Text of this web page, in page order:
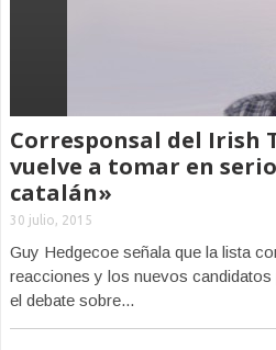
Corresponsal del Irish
vuelve a tomar en
catalán»
30 julio, 2015
Guy Hedgecoe señala que la lista
reacciones y los nuevos candidatos
el debate sobre...